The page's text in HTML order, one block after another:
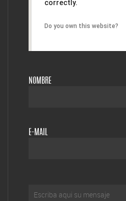
correctly.
Do you own this website?
NOMBRE
E-MAIL